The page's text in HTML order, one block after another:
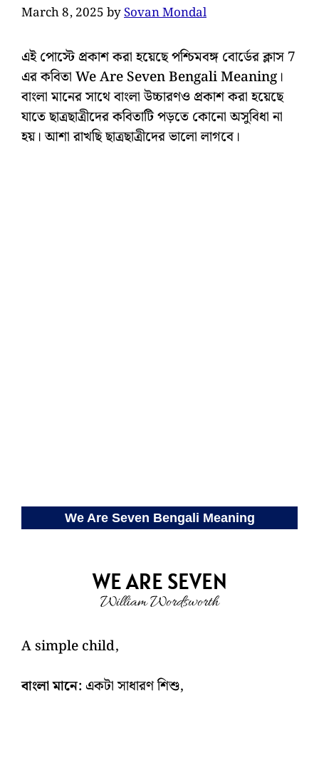
March 8, 2025bySovan Mondal
এই পোস্টে প্রকাশ করা হয়েছে পশ্চিমবঙ্গ বোর্ডের ক্লাস 7
এর কবিতা We Are Seven Bengali Meaning।
বাংলা মানের সাথে বাংলা উচ্চারণও প্রকাশ করা হয়েছে
যাতে ছাত্রছাত্রীদের কবিতাটি পড়তে কোনো অসুবিধা না
হয়। আশা রাখছি ছাত্রছাত্রীদের ভালো লাগবে।
We Are Seven Bengali Meaning
WE ARE SEVEN
William Wordsworth
A simple child,
বাংলা মানে: একটা সাধারণ শিশু,